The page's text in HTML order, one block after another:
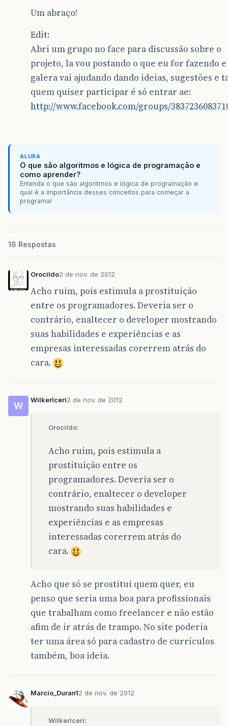
Um abraço!
Edit:
Abri um grupo no face para discussão sobre o
projeto, la vou postando o que eu for fazendo e
galera vai ajudando dando ideias, sugestões e
quem quiser participar é só entrar ae:
http://www.facebook.com/groups/
ALURA
O que são algoritmos e lógica de programação e
como aprender?
Entenda o que são algoritmos e lógica de programação e
qual é a importância desses conceitos para começar a
programar
16 Respostas
Orocildo2 de nov. de 2012
Acho ruim, pois estimula a prostituição
entre os programadores. Deveria ser o
contrário, enaltecer o developer mostrando
suas habilidades e experiências e as
empresas interessadas corerrem atrás do
cara.
W
WilkerIceri2 de nov. de 2012
Orocildo:
Acho ruim, pois estimula a
prostituição entre os
programadores. Deveria ser o
contrário, enaltecer o developer
mostrando suas habilidades e
experiências e as empresas
interessadas corerrem atrás do
cara.
Acho que só se prostitui quem quer, eu
penso que seria uma boa para profissionais
que trabalham como freelancer e não estão
afim de ir atrás de trampo. No site poderia
ter uma área só para cadastro de currículos
também, boa ideia.
Marcio_Duran12 de nov. de 2012
WilkerIceri: